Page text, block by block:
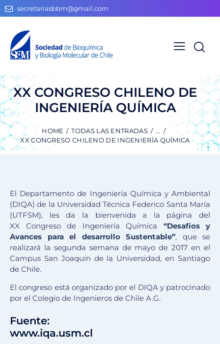
secretariasbbm@gmail.com
XX CONGRESO CHILENO DE
INGENIERÍA QUÍMICA
HOME TODAS LAS ENTRADAS
...
XX CONGRESO CHILENO DE INGENIERÍA QUÍMICA
El Departamento de Ingeniería Química y Ambiental
(DIQA) de la Universidad Técnica Federico Santa María
(UTFSM), les da la bienvenida a la página del
XX Congreso de Ingeniería Química “Desafíos y
Avances para el desarrollo Sustentable”, que se
realizará la segunda semana de mayo de 2017 en el
Campus San Joaquín de la Universidad, en Santiago
de Chile.
El congreso está organizado por el DIQA y patrocinado
por el Colegio de Ingenieros de Chile A.G.
Fuente:
www.iqa.usm.cl